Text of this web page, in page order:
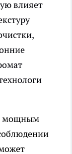
влияет
мощным